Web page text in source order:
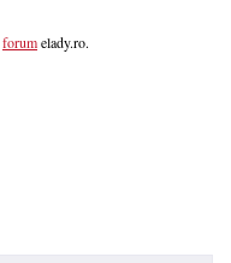
forumelady.ro.